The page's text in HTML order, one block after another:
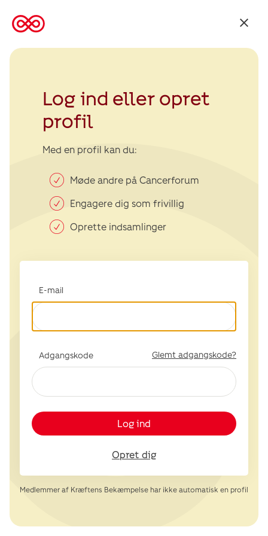
Tilbage
Kræftens
Log ind eller opret
profil
Med en profil kan du:
Møde andre på Cancerforum
Engagere dig som frivillig
Oprette indsamlinger
E-mail
Adgangskode Glemt adgangskode?
Log ind
Opret dig
Medlemmer af Kræftens Bekæmpelse har ikke automatisk en profil